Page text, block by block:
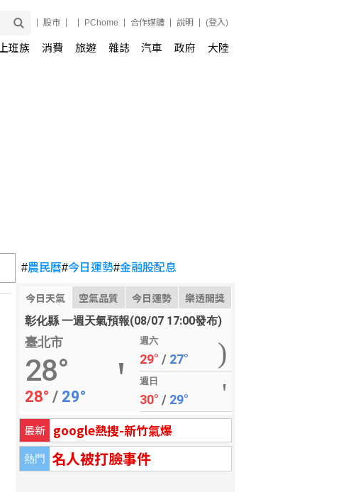
股市 PChome 合作媒體 說明 (登入)
上班族 消費 旅遊 雜誌 汽車 政府 大陸
#農民曆#今日運勢#金融股配息
今日天氣 空氣品質 今日運勢 樂透開獎
彰化縣 一週天氣預報(08/07 17:00發布)
臺北市
28°
28° / 29°
週六
29° / 27°
週日
30° / 29°
最新 google熱搜-新竹氣爆
熱門 名人被打臉事件